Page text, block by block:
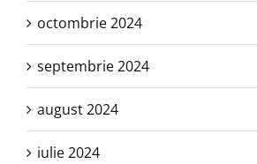
octombrie 2024
septembrie 2024
august 2024
iulie 2024